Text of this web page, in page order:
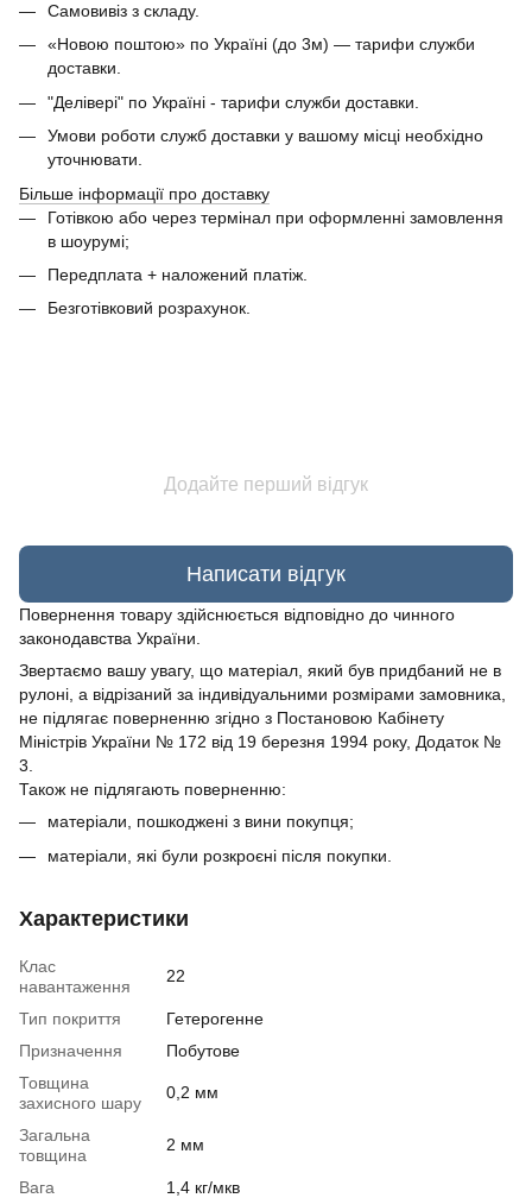
Самовивіз з складу.
«Новою поштою» по Україні (до 3м) — тарифи служби
доставки.
"Делівері" по Україні - тарифи служби доставки.
Умови роботи служб доставки у вашому місці необхідно
уточнювати.
Більше інформації про доставку
Готівкою або через термінал при оформленні замовлення
в шоурумі;
Передплата + наложений платіж.
Безготівковий розрахунок.
Додайте перший відгук
Написати відгук
Повернення товару здійснюється відповідно до чинного
законодавства України.
Звертаємо вашу увагу, що матеріал, який був придбаний не в
рулоні, а відрізаний за індивідуальними розмірами замовника,
не підлягає поверненню згідно з Постановою Кабінету
Міністрів України № 172 від 19 березня 1994 року, Додаток №
3.
Також не підлягають поверненню:
матеріали, пошкоджені з вини покупця;
матеріали, які були розкроєні після покупки.
Характеристики
Клас
навантаження
22
Тип покриття
Гетерогенне
Призначення
Побутове
Товщина
захисного шару
0,2 мм
Загальна
товщина
2 мм
Вага
1,4 кг/мкв